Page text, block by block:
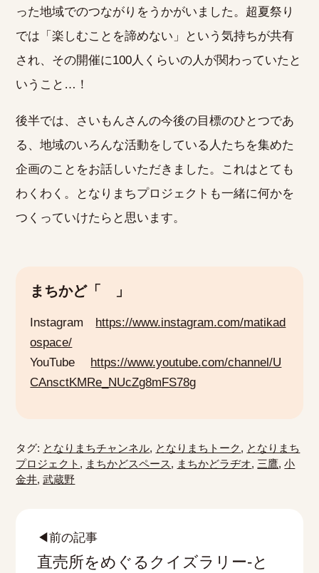
った地域でのつながりをうかがいました。超夏祭り
では「楽しむことを諦めない」という気持ちが共有
され、その開催に100人くらいの人が関わっていたと
いうこと…！
後半では、さいもんさんの今後の目標のひとつであ
る、地域のいろんな活動をしている人たちを集めた
企画のことをお話しいただきました。これはとても
わくわく。となりまちプロジェクトも一緒に何かを
つくっていけたらと思います。
まちかど「 」
Instagram https://www.instagram.com/matikad
ospace/
YouTube https://www.youtube.com/channel/U
CAnsctKMRe_NUcZg8mFS78g
タグ: となりまちチャンネル, となりまちトーク, となりまち
プロジェクト , まちかどスペース, まちかどラヂオ, 三鷹,小
金井,武蔵野
◀前の記事
直売所をめぐるクイズラリー-と